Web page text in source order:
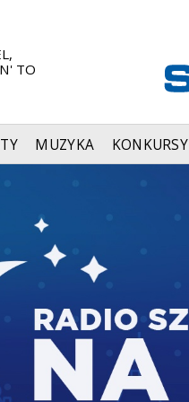
TO
MUZYKA KONKURSY